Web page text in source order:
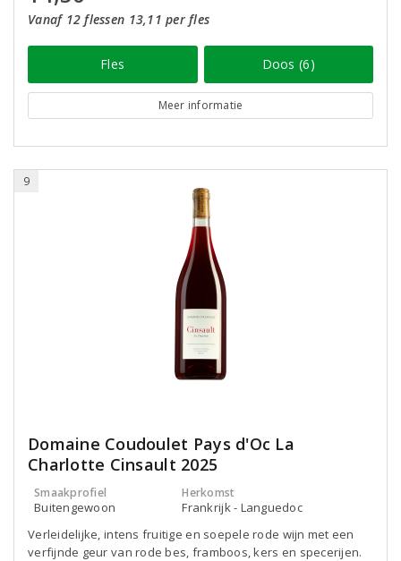
Vanaf 12 flessen 13,11 per fles
Fles Doos (6)
Meer informatie
9
Domaine Coudoulet Pays d'Oc La
Charlotte Cinsault 2025
Smaakprofiel
Buitengewoon
Herkomst
Frankrijk - Languedoc
Verleidelijke, intens fruitige en soepele rode wijn met een
verfijnde geur van rode bes, framboos, kers en specerijen.